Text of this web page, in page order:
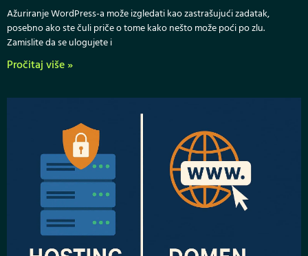
Ažuriranje WordPress-a može izgledati kao zastrašujući zadatak,
posebno ako ste čuli priče o tome kako nešto može poći po zlu.
Zamislite da se ulogujete i
Pročitaj više »